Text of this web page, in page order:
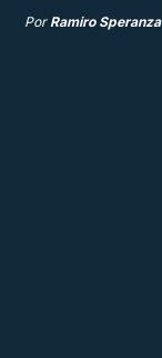
Por Ramiro Speranza